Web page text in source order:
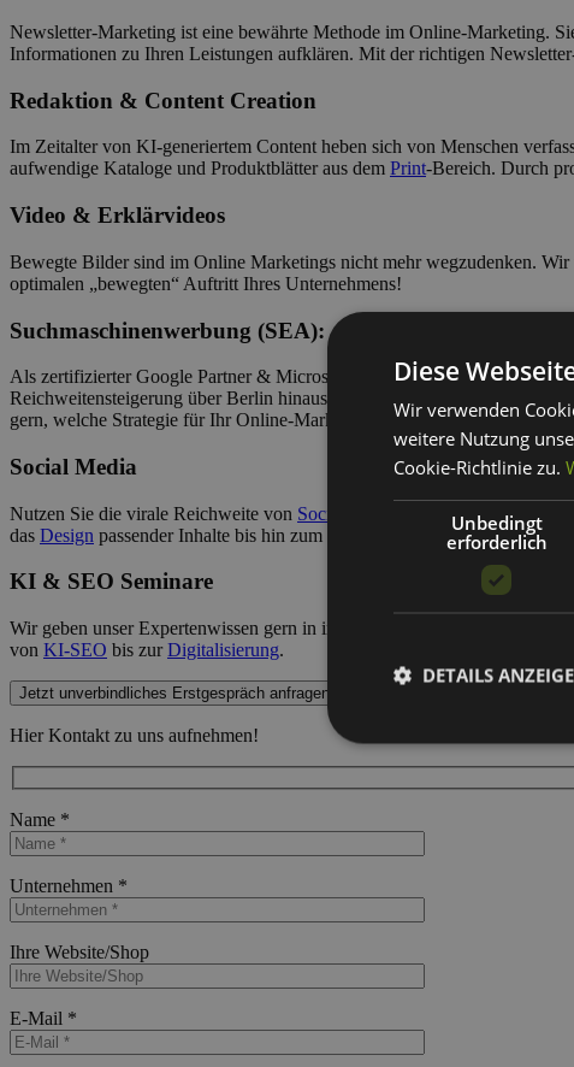
Newsletter-Marketing ist eine bewährte Methode im Online-Marketing.
Informationen zu Ihren Leistungen aufklären. Mit der richtigen
Redaktion & Content Creation
Im Zeitalter von KI-generiertem Content heben sich von Menschen
aufwendige Kataloge und Produktblätter aus dem Print-Bereich. Durch
Video & Erklärvideos
Bewegte Bilder sind im Online Marketings nicht mehr wegzudenken. Wir
optimalen „bewegten“ Auftritt Ihres Unternehmens!
Suchmaschinenwerbung (SEA):
Als zertifizierter Google Partner & Microsoft Ads Partner übernehmen
Reichweitensteigerung über Berlin hinaus eine Chance für das Online-
gern, welche Strategie für Ihr Online-Marketing zielführend ist.
Social Media
Nutzen Sie die virale Reichweite von Social Media
auf für Ihr Online
das Design passender Inhalte bis hin zum Community-Management.
KI & SEO Seminare
Wir geben unser Expertenwissen gern in individuellen und persönlichen
von KI-SEO bis zurDigitalisierung.
Jetzt unverbindliches Erstgespräch anfragen
Hier Kontakt zu uns aufnehmen!
Name *
Unternehmen *
Ihre Website/Shop
E-Mail *
Diese
Wir verwenden
weitere Nutzung
Cookie-Richtlinie zu.
Unbedingt
erforderlich
DETAILS